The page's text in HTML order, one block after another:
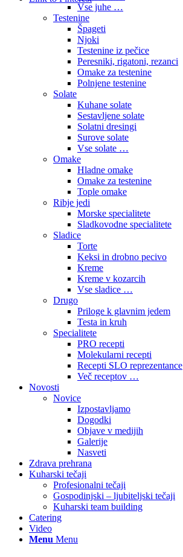
Vse juhe …
Testenine
Špageti
Njoki
Testenine iz pečice
Peresniki, rigatoni, rezanci
Omake za testenine
Polnjene testenine
Solate
Kuhane solate
Sestavljene solate
Solatni dresingi
Surove solate
Vse solate …
Omake
Hladne omake
Omake za testenine
Tople omake
Ribje jedi
Morske specialitete
Sladkovodne specialitete
Sladice
Torte
Keksi in drobno pecivo
Kreme
Kreme v kozarcih
Vse sladice …
Drugo
Priloge k glavnim jedem
Testa in kruh
Specialitete
PRO recepti
Molekularni recepti
Recepti SLO reprezentance
Več receptov …
Novosti
Novice
Izpostavljamo
Dogodki
Objave v medijih
Galerije
Nasveti
Zdrava prehrana
Kuharski tečaji
Profesionalni tečaji
Gospodinjski – ljubiteljski tečaji
Kuharski team building
Catering
Video
Menu Menu